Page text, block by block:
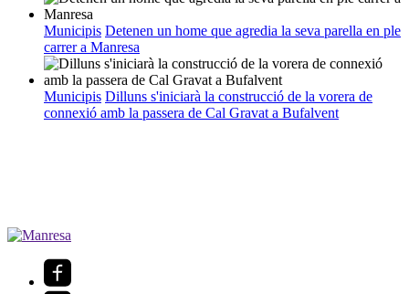
Municipis Detenen un home que agredia la seva parella en ple
carrer a Manresa
Municipis Dilluns s'iniciarà la construcció de la vorera de
connexió amb la passera de Cal Gravat a Bufalvent